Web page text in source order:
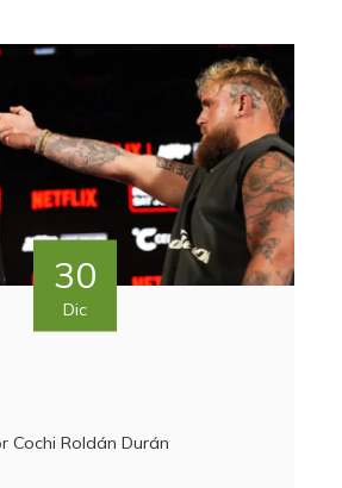
30
Dic
Cochi Roldán Durán